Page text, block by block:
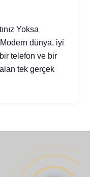
Yoksa
dünya, iyi
telefon ve bir
tek gerçek